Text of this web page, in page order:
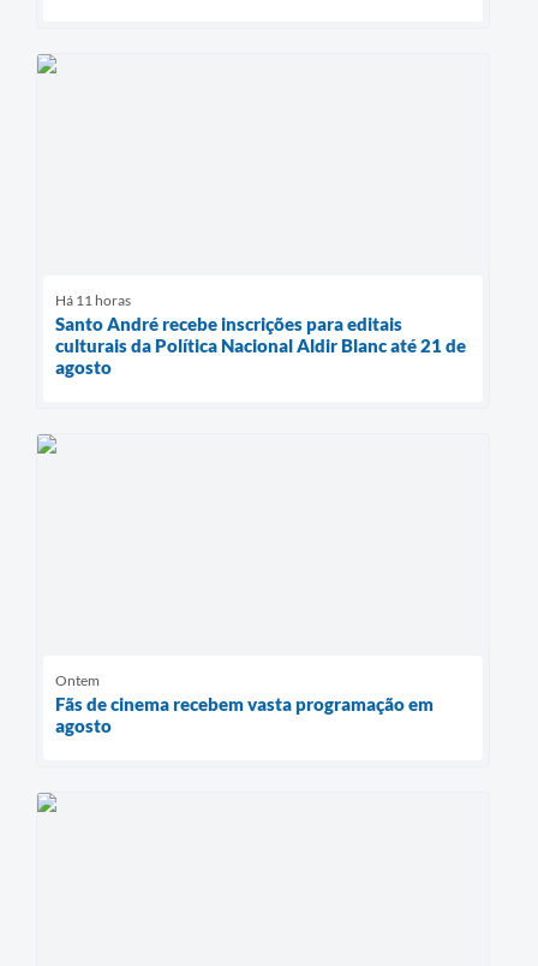
Há 11 horas
Santo André recebe inscrições para editais
culturais da Política Nacional Aldir Blanc até 21 de
agosto
Ontem
Fãs de cinema recebem vasta programação em
agosto